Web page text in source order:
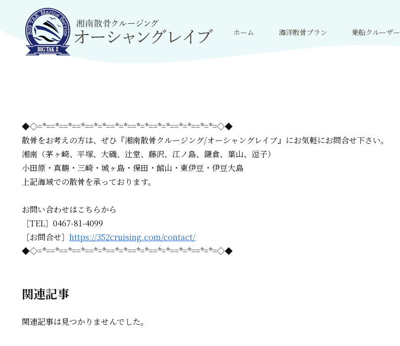
ホーム 海洋散骨プラン 乗船クルーザー
◆◇=*==*==*==*==*=*==*=*==*=*==*=*==*=*==*=*=◇◆
散骨をお考えの方は、 ぜひ『湘南散骨クルージング/オーシャングレイブ』にお気軽にお問合せ下さい。
湘南（茅ヶ崎、平塚、大磯、辻堂、藤沢、江ノ島、鎌倉、葉山、逗子）
小田原・真鶴・三崎・城ヶ島・保田・館山・東伊豆・伊豆大島
上記海域での散骨を承っております。
お問い合わせはこちらから
［TEL］0467-81-4099
［お問合せ］ https://352cruising.com/contact/
◆◇=*==*==*==*==*=*==*=*==*=*==*=*==*=*==*=*=◇◆
関連記事
関連記事は見つかりませんでした。